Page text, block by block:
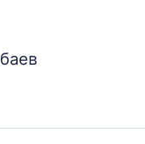
диабетом
тысяч человек.
мозга